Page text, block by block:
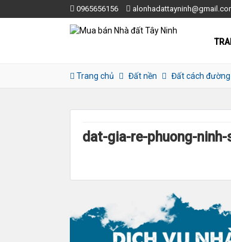
0965656156
Trang chủ Đất nền Đất cách
dat-gia-re-phuong-